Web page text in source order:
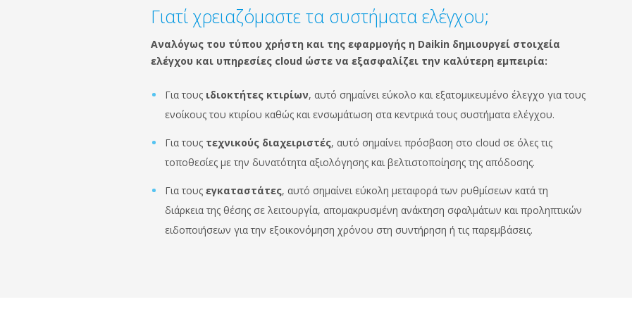
Γιατί χρειαζόμαστε τα συστήματα ελέγχου;
Αναλόγως του τύπου χρήστη και της εφαρμογής η Daikin δημιουργεί στοιχεία
ελέγχου και υπηρεσίες cloud ώστε να εξασφαλίζει την καλύτερη εμπειρία:
Για τους ιδιοκτήτες κτιρίων, αυτό σημαίνει εύκολο και εξατομικευμένο έλεγχο για τους
ενοίκους του κτιρίου καθώς και ενσωμάτωση στα κεντρικά τους συστήματα ελέγχου.
Για τους τεχνικούς διαχειριστές, αυτό σημαίνει πρόσβαση στο cloud σε όλες τις
τοποθεσίες με την δυνατότητα αξιολόγησης και βελτιστοποίησης της απόδοσης.
Για τους εγκαταστάτες, αυτό σημαίνει εύκολη μεταφορά των ρυθμίσεων κατά τη
διάρκεια της θέσης σε λειτουργία, απομακρυσμένη ανάκτηση σφαλμάτων και προληπτικών
ειδοποιήσεων για την εξοικονόμηση χρόνου στη συντήρηση ή τις παρεμβάσεις.